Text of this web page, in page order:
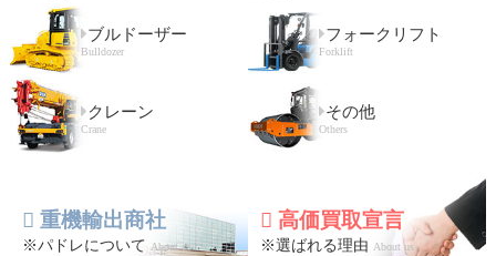
ブルドーザー
Bulldozer
フォークリフト
Forklift
クレーン
Crane
その他
Others
重機輸出商社
※パドレについて About us
高価買取宣言
※選ばれる理由 About us